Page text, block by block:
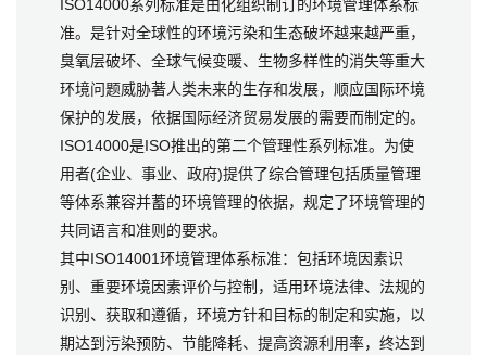
ISO14000系列标准是由化组织制订的环境管理体系标
准。是针对全球性的环境污染和生态破坏越来越严重，
臭氧层破坏、全球气候变暖、生物多样性的消失等重大
环境问题威胁著人类未来的生存和发展，顺应国际环境
保护的发展，依据国际经济贸易发展的需要而制定的。
ISO14000是ISO推出的第二个管理性系列标准。为使
用者(企业、事业、政府)提供了综合管理包括质量管理
等体系兼容并蓄的环境管理的依据，规定了环境管理的
共同语言和准则的要求。
其中ISO14001环境管理体系标准：包括环境因素识
别、重要环境因素评价与控制，适用环境法律、法规的
识别、获取和遵循，环境方针和目标的制定和实施，以
期达到污染预防、节能降耗、提高资源利用率，终达到